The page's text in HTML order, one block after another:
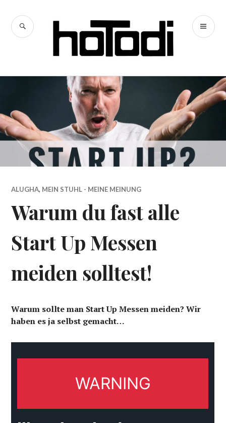
Inhalt
springen
hoTodi
SUCHE
ALUGHA, MEIN STUHL - MEINE MEINUNG
Warum du fast alle
Start Up Messen
meiden solltest!
Warum sollte man Start Up Messen meiden? Wir
haben es ja selbst gemacht…